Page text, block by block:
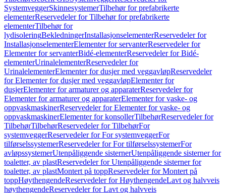
SystemveggerSkinnesystemerTilbehør for prefabrikerte
elementerReservedeler for Tilbehør for prefabrikerte
elementerTilbehør for
lydisoleringBekledningerInstallasjonselementerReservedeler for
InstallasjonselementerElementer for servanterReservedeler for
Elementer for servanterBidé-elementerReservedeler for Bidé-
elementerUrinalelementerReservedeler for
UrinalelementerElementer for dusjer med veggavløpReservedeler
for Elementer for dusjer med veggavløpElementer for
dusjerElementer for armaturer og apparaterReservedeler for
Elementer for armaturer og apparaterElementer for vaske- og
oppvaskmaskinerReservedeler for Elementer for vaske- og
oppvaskmaskinerElementer for konsollerTilbehørReservedeler for
TilbehørTilbehørReservedeler for TilbehørFor
systemveggerReservedeler for For systemveggerFor
tilførselssystemerReservedeler for For tilførselssystemerFor
avløpssystemerUtenpåliggende sisternerUtenpåliggende sisterner for
toaletter, av plastReservedeler for Utenpåliggende sisterner for
toaletter, av plastMontert på toppReservedeler for Montert på
toppHøythengendeReservedeler for HøythengendeLavt og halvveis
høythengendeReservedeler for Lavt og halvveis